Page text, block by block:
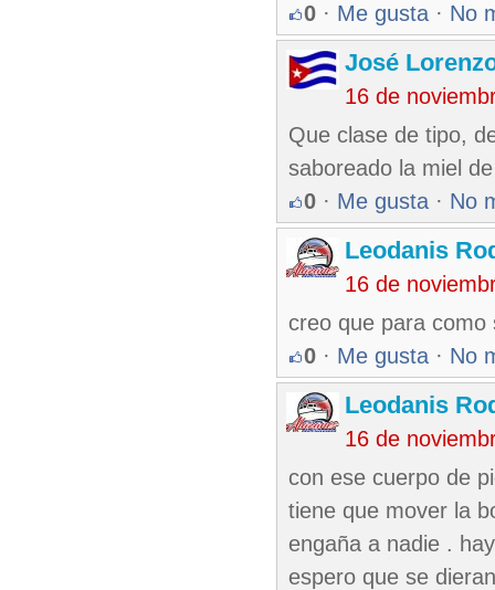
0 · Me gusta · No
José
16 de
Que clase de tipo,
saboreado la miel
0 · Me gusta · No
Leodanis
16 de
creo que para como
0 · Me gusta · No
Leodanis
16 de
con ese cuerpo de
tiene que mover la
engaña a nadie .
espero que se